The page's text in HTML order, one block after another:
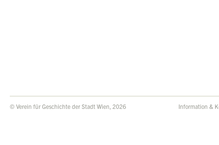
© Verein für Geschichte der Stadt Wien, 2026 Information &